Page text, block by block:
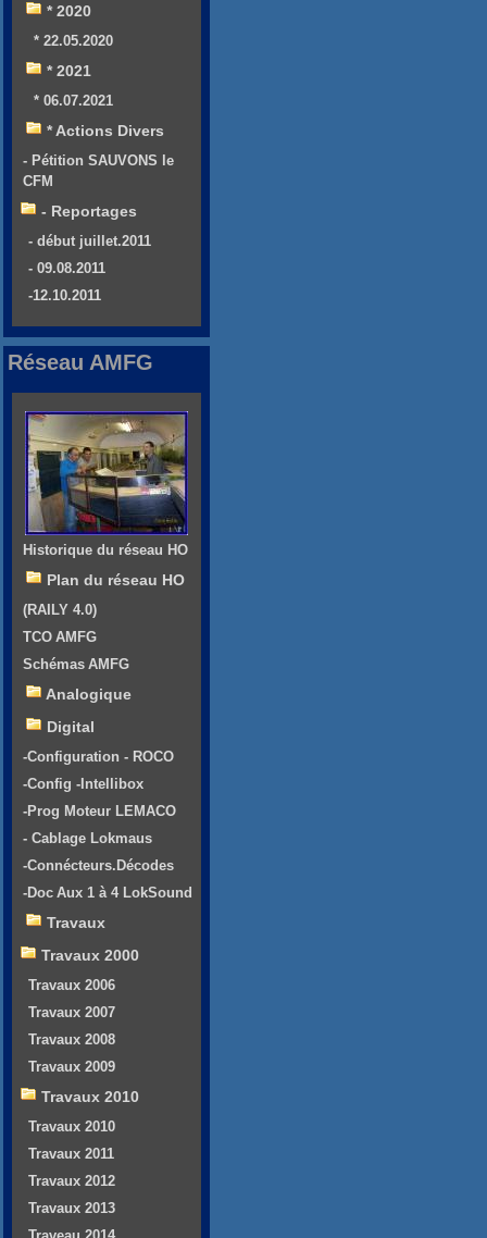
* 2020
* 22.05.2020
* 2021
* 06.07.2021
* Actions Divers
- Pétition SAUVONS le
CFM
- Reportages
- début juillet.2011
- 09.08.2011
-12.10.2011
Réseau AMFG
Historique du réseau HO
Plan du réseau HO
(RAILY 4.0)
TCO AMFG
Schémas AMFG
Analogique
Digital
-Configuration - ROCO
-Config -Intellibox
-Prog Moteur LEMACO
- Cablage Lokmaus
-Connécteurs.Décodes
-Doc Aux 1 à 4 LokSound
Travaux
Travaux 2000
Travaux 2006
Travaux 2007
Travaux 2008
Travaux 2009
Travaux 2010
Travaux 2010
Travaux 2011
Travaux 2012
Travaux 2013